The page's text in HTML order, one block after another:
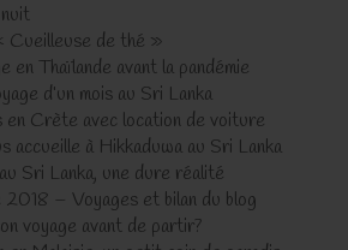
Cueilleuse de thé »
en Thaïlande avant la pandémie
d’un mois au Sri Lanka
en Crète avec location de voiture
accueille à Hikkaduwa au Sri Lanka
Sri Lanka, une dure réalité
2018 – Voyages et bilan du blog
voyage avant de partir?